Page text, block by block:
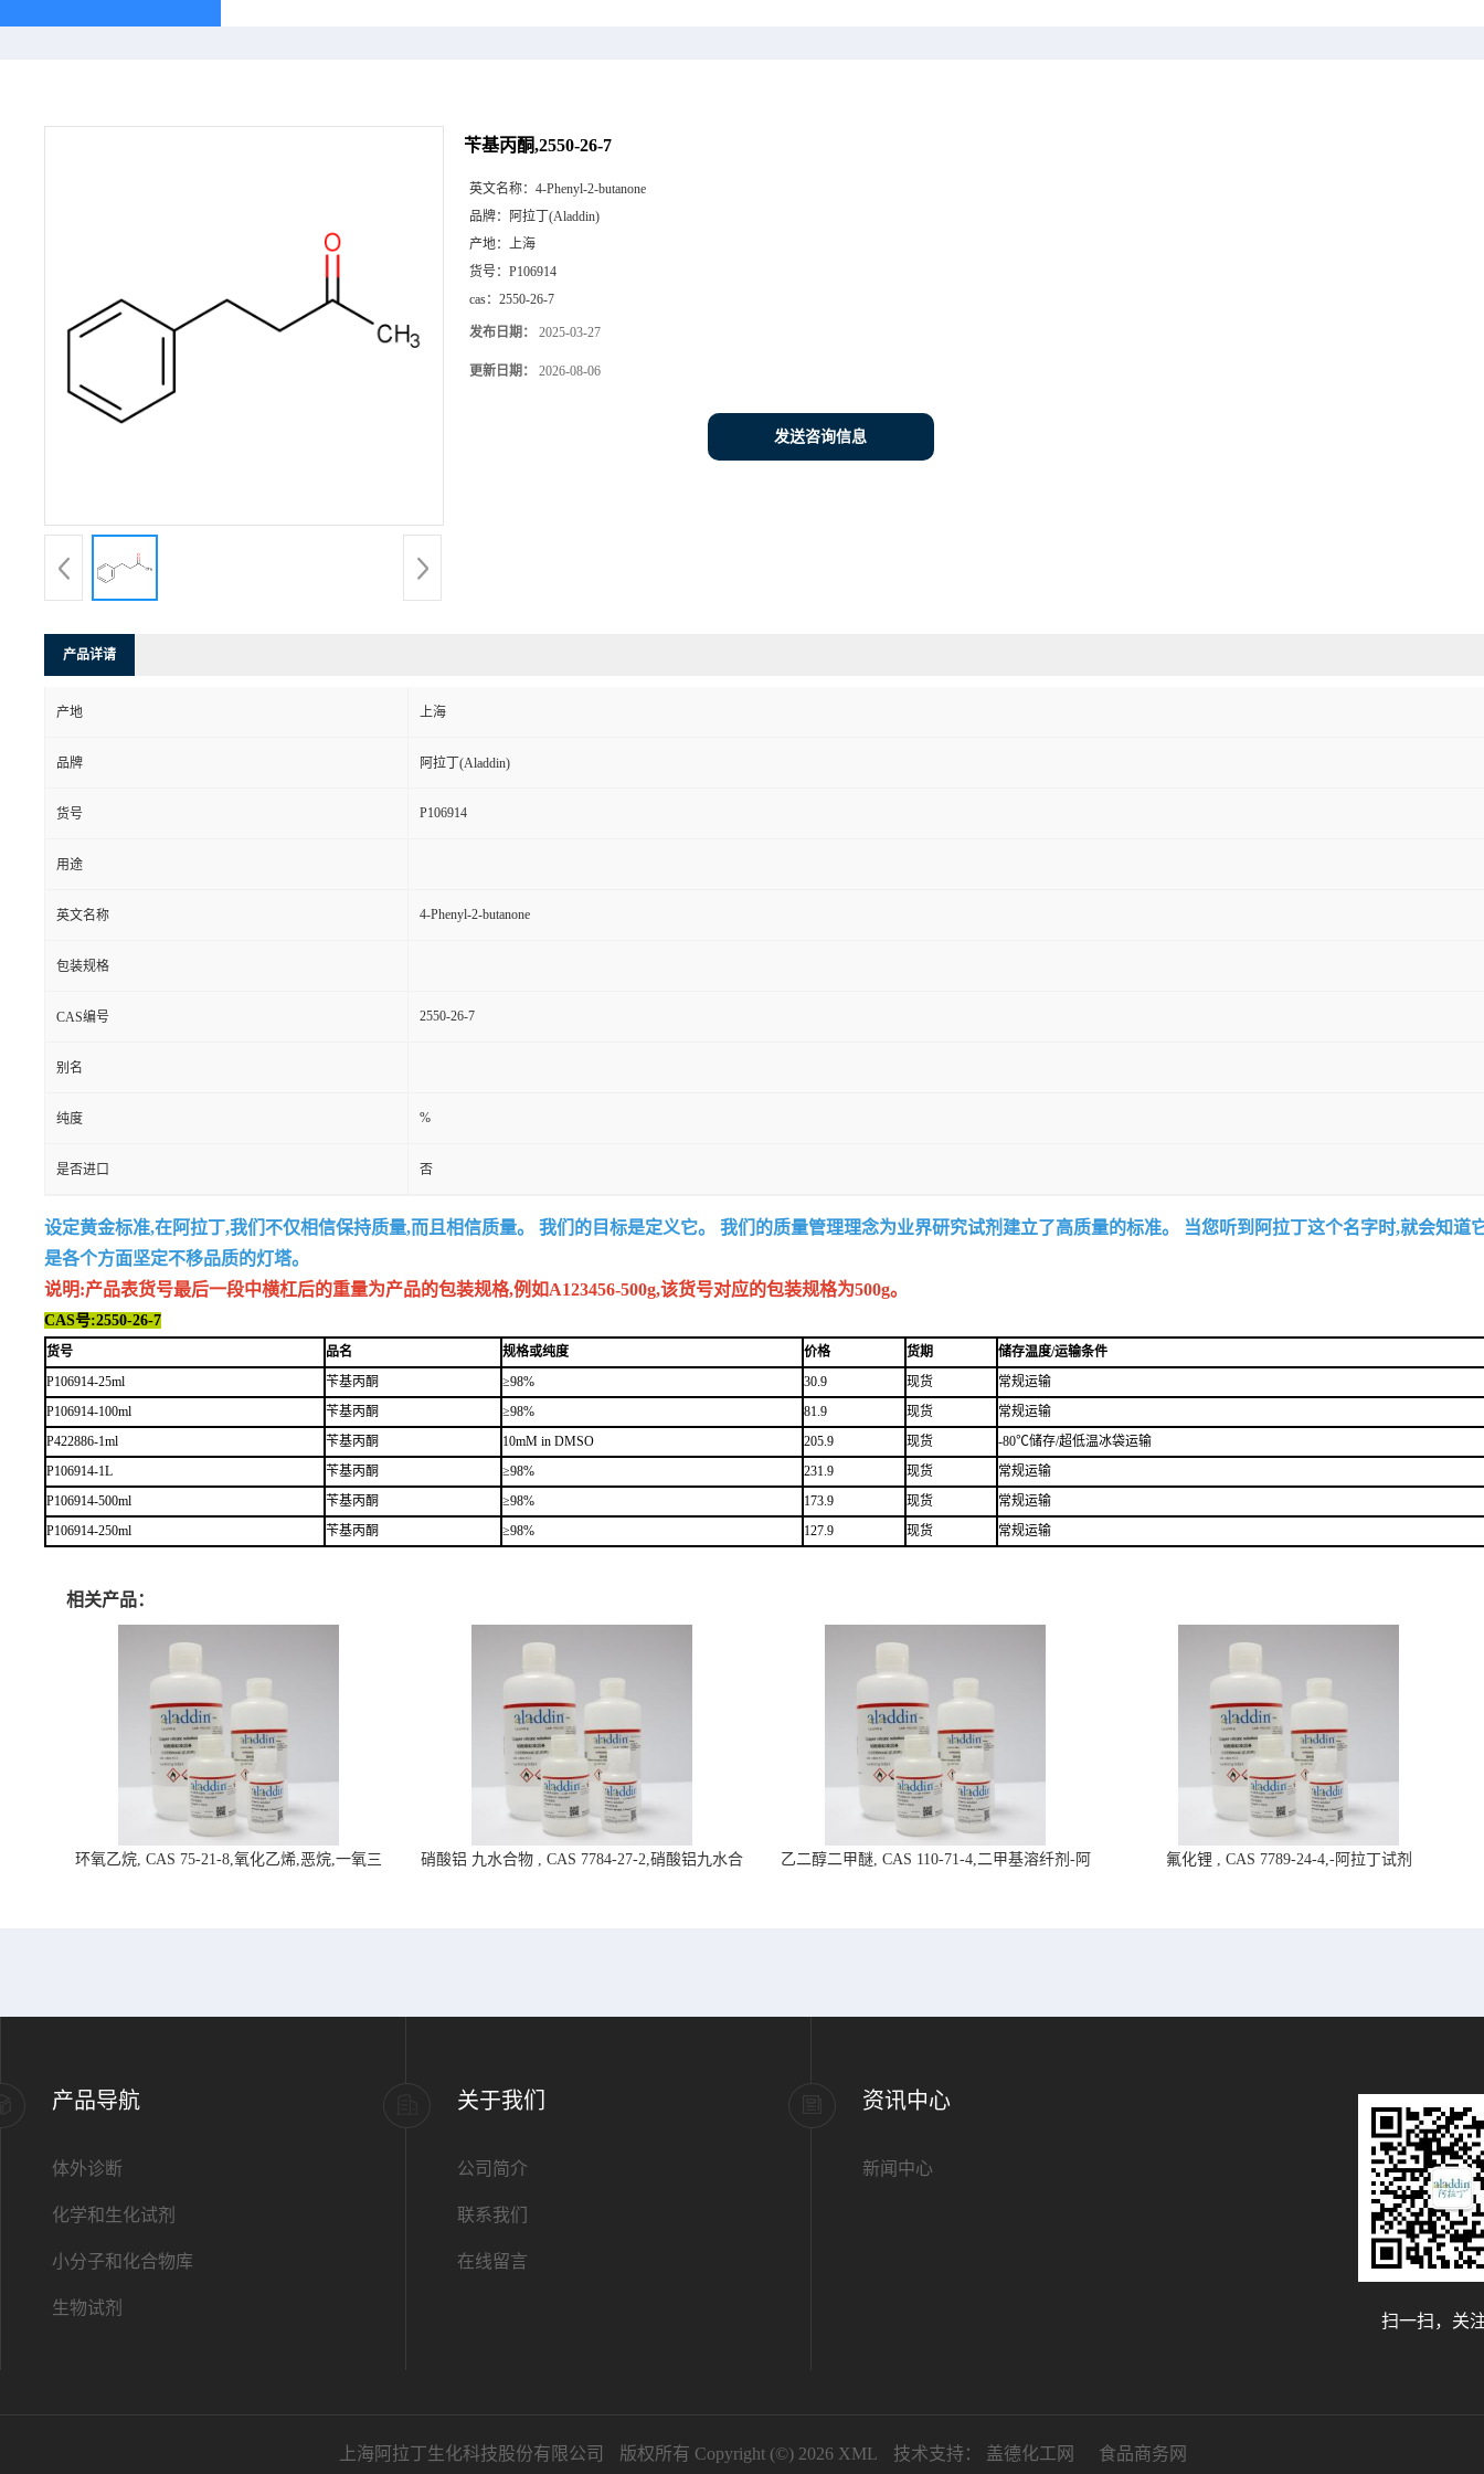
苄基丙酮,2550-26-7
英文名称： 4-Phenyl-2-butanone
品牌： 阿拉丁(Aladdin)
产地： 上海
货号： P106914
cas： 2550-26-7
发布日期： 2025-03-27
更新日期： 2026-08-06
发送咨询信息
产品详请
产地 上海
品牌 阿拉丁(Aladdin)
货号 P106914
用途
英文名称 4-Phenyl-2-butanone
包装规格
CAS编号 2550-26-7
别名
纯度 %
是否进口 否
设定黄金标准,在阿拉丁,我们不仅相信保持质量,而且相信质量。 我们的目标是定义它。 我们的质量管理理念为业界研究试剂建立了高质量的标准。 当您听到阿拉丁这个名字时,就会知道
是各个方面坚定不移品质的灯塔。
说明:产品表货号最后一段中横杠后的重量为产品的包装规格,例如A123456-500g,该货号对应的包装规格为500g。
CAS号:2550-26-7
货号 品名 规格或纯度 价格 货期
储存温度/运输条件
P106914-25ml
苄基丙酮 ≥98% 30.9 现货
常规运输
P106914-100ml
苄基丙酮 ≥98% 81.9 现货
常规运输
P422886-1ml
苄基丙酮 10mM in DMSO 205.9 现货
-80℃储存/超低温冰袋运输
P106914-1L
苄基丙酮 ≥98% 231.9 现货
常规运输
P106914-500ml
苄基丙酮 ≥98% 173.9 现货
常规运输
P106914-250ml
苄基丙酮 ≥98% 127.9 现货 常规运输
相关产品：
环氧乙烷, CAS 75-21-8,氧化乙烯,恶烷,一氧三
硝酸铝 九水合物 , CAS 7784-27-2,硝酸铝九水合
乙二醇二甲醚, CAS 110-71-4,二甲基溶纤剂-阿
氟化锂 , CAS 7789-24-4,-阿拉丁试剂
产品导航
体外诊断
化学和生化试剂
小分子和化合物库
生物试剂
关于我们
公司简介
联系我们
在线留言
资讯中心
新闻中心
扫一扫，关
上海阿拉丁生化科技股份有限公司 版权所有 Copyright (©) 2026 XML 技术支持： 盖德化工网 食品商务网